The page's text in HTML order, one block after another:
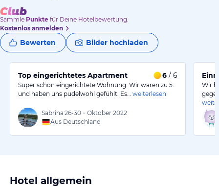
Sammle Punkte für Deine Hotelbewertung.
Kostenlos anmelden
Bewerten Bilder hochladen
Top eingerichtetes Apartment 6 / 6
Super schön eingerichtete Wohnung. Wir waren zu 5.
und haben uns pudelwohl gefühlt. Es…
weiterlesen
Sabrina 26-30 • Oktober 2022
Aus Deutschland
Wir
Hotel allgemein